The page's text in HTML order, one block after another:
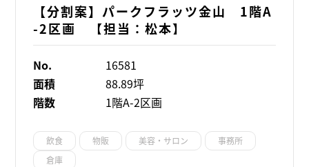
【分割案】パークフラッツ金山 1階A
-2区画 【担当：松本】
No.
16581
面積
88.89坪
階数
1階A-2区画
飲食 物販 美容・サロン
事務所
倉庫